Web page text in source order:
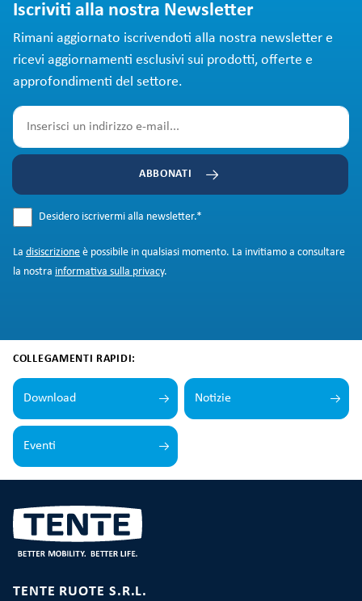
Iscriviti alla nostra Newsletter
Rimani aggiornato iscrivendoti alla nostra newsletter e
ricevi aggiornamenti esclusivi sui prodotti, offerte e
approfondimenti del settore.
ABBONATI
Desidero iscrivermi alla newsletter.*
La disiscrizione è possibile in qualsiasi momento. La invitiamo a consultare
la nostra informativa sulla privacy.
COLLEGAMENTI RAPIDI:
Download Notizie
Eventi
TENTE RUOTE S.R.L.